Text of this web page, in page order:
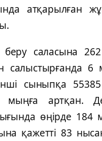
атқарылған
саласына
6
сыныпқа
артқан.
өңірде 184
қажетті 83